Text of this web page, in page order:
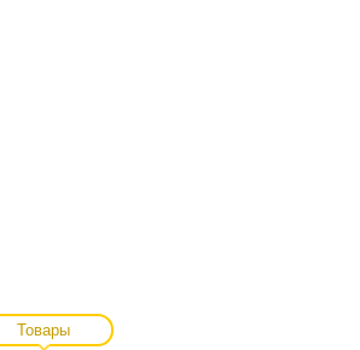
Товары